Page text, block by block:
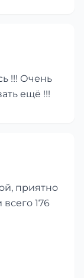
!!! Очень
ещё !!!
приятно
176